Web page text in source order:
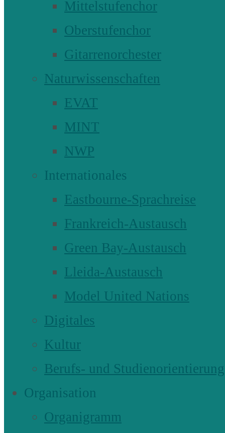
Mittelstufenchor
Oberstufenchor
Gitarrenorchester
Naturwissenschaften
EVAT
MINT
NWP
Internationales
Eastbourne-Sprachreise
Frankreich-Austausch
Green Bay-Austausch
Lleida-Austausch
Model United Nations
Digitales
Kultur
Berufs- und Studienorientierung
Organisation
Organigramm